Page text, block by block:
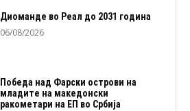
Диоманде во Реал до 2031 година
06/08/2026
Победа над Фарски острови на
младите на македонски
ракометари на ЕП во Србија